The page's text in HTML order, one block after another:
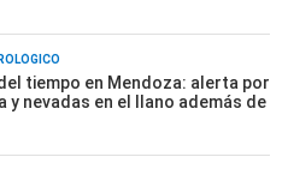
tiempo en Mendoza: alerta por
y nevadas en el llano además de